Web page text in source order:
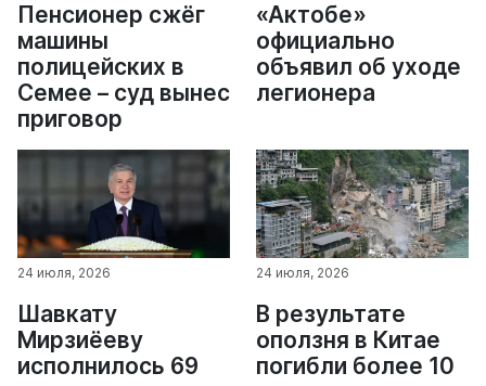
Пенсионер cжёг
машины
полицейских в
Семее – суд вынес
приговор
«Актобе»
официально
объявил об уходе
легионера
24 июля, 2026
Шавкату
Мирзиёеву
исполнилось 69
24 июля, 2026
В результате
оползня в Китае
погибли более 10